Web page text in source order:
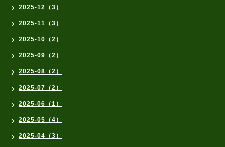
2025-12（3）
2025-11（3）
2025-10（2）
2025-09（2）
2025-08（2）
2025-07（2）
2025-06（1）
2025-05（4）
2025-04（3）